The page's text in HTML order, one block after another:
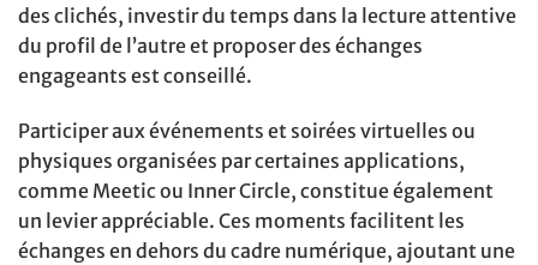
des clichés, investir du temps dans la lecture attentive
du profil de l’autre et proposer des échanges
engageants est conseillé.
Participer aux événements et soirées virtuelles ou
physiques organisées par certaines applications,
comme Meetic ou Inner Circle, constitue également
un levier appréciable. Ces moments facilitent les
échanges en dehors du cadre numérique, ajoutant une